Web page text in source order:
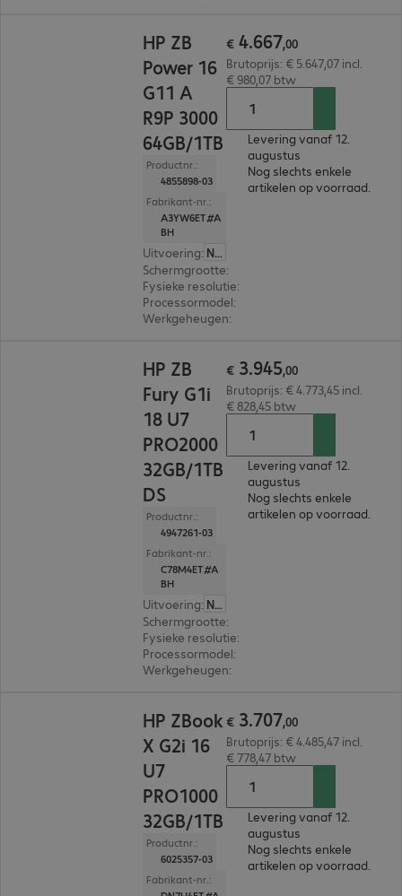
HP ZB
Power 16
G11 A
R9P 3000
64GB/1TB
Productnr.:
4855898-03
Fabrikant-nr.:
A3YW6ET#A
BH
Uitvoering:
Nederland
Schermgrootte:
Fysieke resolutie:
Processormodel:
Werkgeheugen:
€ 4.667,00
Brutoprijs: € 5.647,07 incl.
€ 980,07 btw
Levering vanaf 12.
augustus
Nog slechts enkele
artikelen op voorraad.
HP ZB
Fury G1i
18 U7
PRO2000
32GB/1TB
DS
Productnr.:
4947261-03
Fabrikant-nr.:
C78M4ET#A
BH
Uitvoering:
Nederland
Schermgrootte:
Fysieke resolutie:
Processormodel:
Werkgeheugen:
€ 3.945,00
Brutoprijs: € 4.773,45 incl.
€ 828,45 btw
Levering vanaf 12.
augustus
Nog slechts enkele
artikelen op voorraad.
HP ZBook
X G2i 16
U7
PRO1000
32GB/1TB
Productnr.:
6025357-03
Fabrikant-nr.:
€ 3.707,00
Brutoprijs: € 4.485,47 incl.
€ 778,47 btw
Levering vanaf 12.
augustus
Nog slechts enkele
artikelen op voorraad.